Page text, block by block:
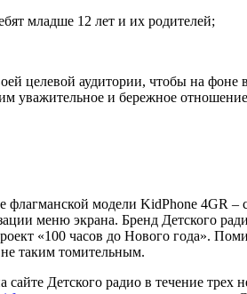
младше 12 лет и их родителей;
целевой аудитории, чтобы на
и бережное
модели KidPhone 4GR
меню экрана. Бренд Детского
«100 часов до Нового года».
таким томительным.
Детского радио в течение